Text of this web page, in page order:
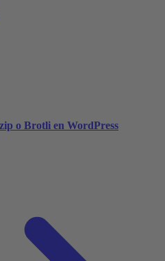
o Brotli en WordPress